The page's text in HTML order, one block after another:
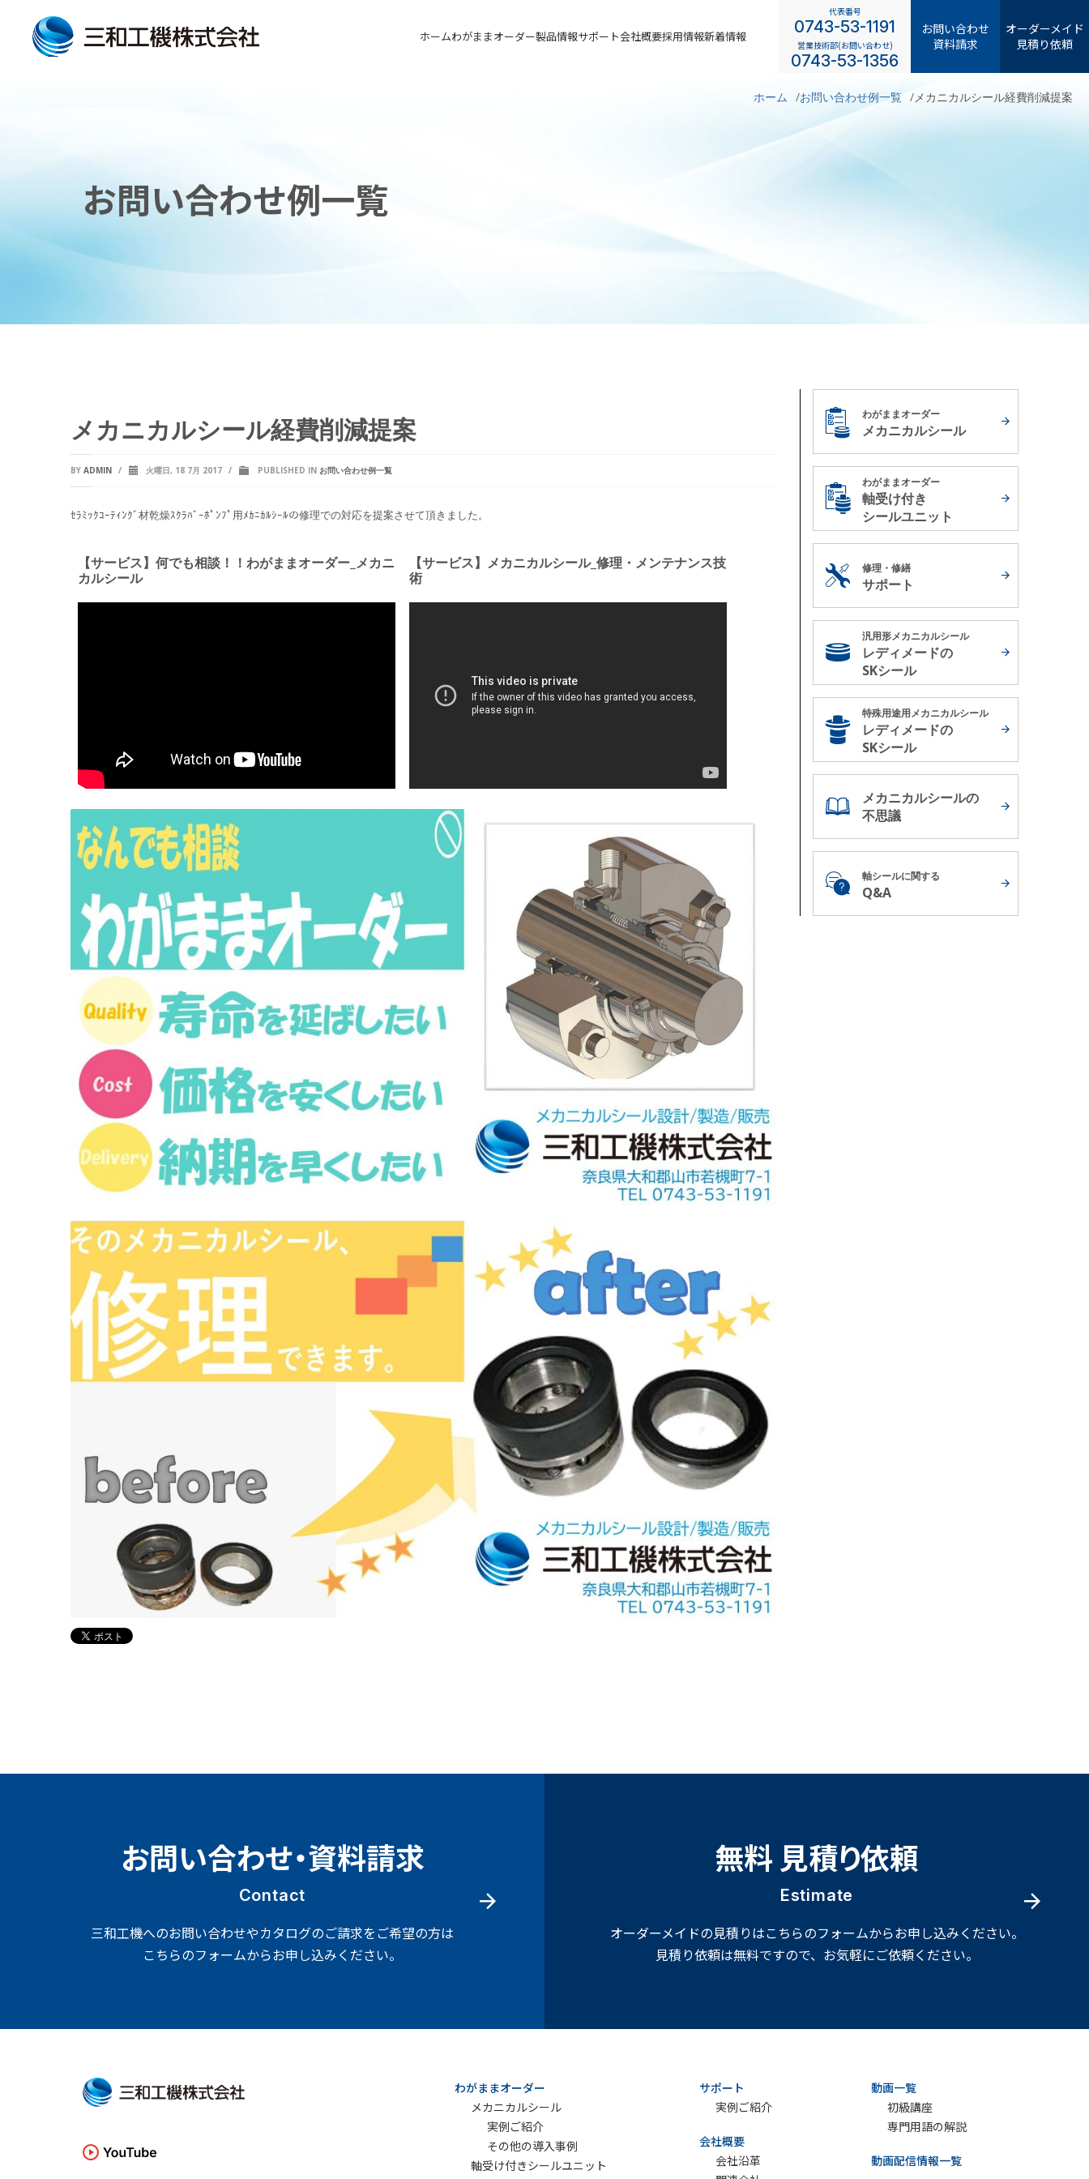
ホームわがままオーダー製品情報サポート会社概要採用情報新着情報
代表番号
0743-53-1191
営業技術部(お問い合わせ)
0743-53-1356
お問い合わせ
資料請求
オーダーメイド
見積り依頼
ホーム お問い合わせ例一覧 メカニカルシール経費削減提案
お問い合わせ例一覧
メカニカルシール経費削減提案
BY ADMIN / 火曜日, 18 7月 2017 / PUBLISHED IN お問い合わせ例一覧
ｾﾗﾐｯｸｺｰﾃｨﾝｸﾞ材乾燥ｽｸﾗﾊﾞｰﾎﾟﾝﾌﾟ用ﾒｶﾆｶﾙｼｰﾙの修理での対応を提案させて頂きました。
【サービス】何でも相談！！わがままオーダー_メカニ
カルシール
【サービス】メカニカルシール_修理・メンテナンス技
術
わがままオーダー
メカニカルシール
わがままオーダー
軸受け付き
シールユニット
修理・修繕
サポート
汎用形メカニカルシール
レディメードの
SKシール
特殊用途用メカニカルシール
レディメードの
SKシール
メカニカルシールの
不思議
軸シールに関する
Q&A
お問い合わせ・資料請求
Contact
三和工機へのお問い合わせやカタログのご請求をご希望の方は
こちらのフォームからお申し込みください。
無料 見積り依頼
Estimate
オーダーメイドの見積りはこちらのフォームからお申し込みください。
見積り依頼は無料ですので、お気軽にご依頼ください。
わがままオーダー
メカニカルシール
実例ご紹介
その他の導入事例
軸受け付きシールユニット
サポート
実例ご紹介
会社概要
会社沿革
動画一覧
初級講座
専門用語の解説
動画配信情報一覧